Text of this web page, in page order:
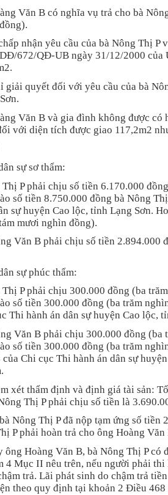
Văn B có nghĩa vụ trả cho bà
nhận yêu cầu của bà Nông Thị
672/QĐ-UB ngày 31/12/2000 của
giải quyết đối với yêu cầu của bà
Văn B và gia đình không được
với diện tích được giao 117,2m2
sự sơ thẩm:
P phải chịu số tiền 6.170.000
số tiền 8.750.000 đồng bà Nông
sự huyện Cao lộc, tỉnh Lạng Sơn.
mươi nghìn đồng).
Văn B phải chịu số tiền
sự phúc thẩm:
P phải chịu 300.000 đồng (ba
số tiền 300.000 đồng (ba trăm
Thi hành án dân sự huyện Cao lộc,
Văn B phải chịu 300.000 đồng
số tiền 300.000 đồng (ba trăm
Chi cục Thi hành án dân sự
xét thẩm định và định giá tài sản:
Thị P phải chịu số tiền là
Nông Thị P đã nộp tạm ứng số
P phải hoàn trả cho ông Hoàng
ông Hoàng Văn B, bà Nông Thị P
4 Mục II nêu trên, nếu người phải
trả. Lãi phát sinh do chậm trả
theo quy định tại khoản 2 Điều 468